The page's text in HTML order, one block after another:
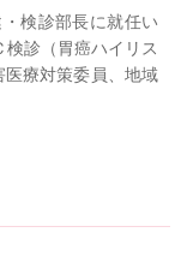
検診部長に就任い
診（胃癌ハイリス
療対策委員、地域